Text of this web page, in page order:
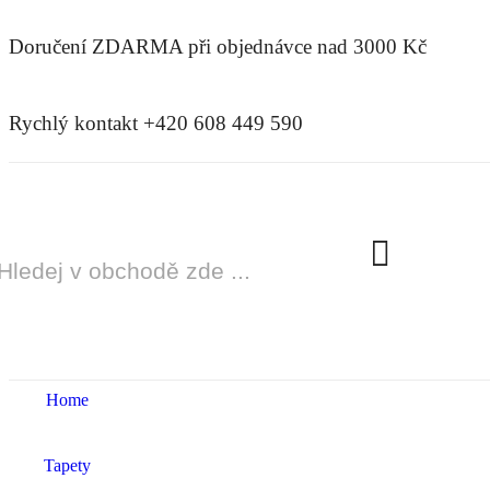
Doručení ZDARMA při objednávce nad 3000 Kč
Rychlý kontakt +420 608 449 590
Home
Tapety